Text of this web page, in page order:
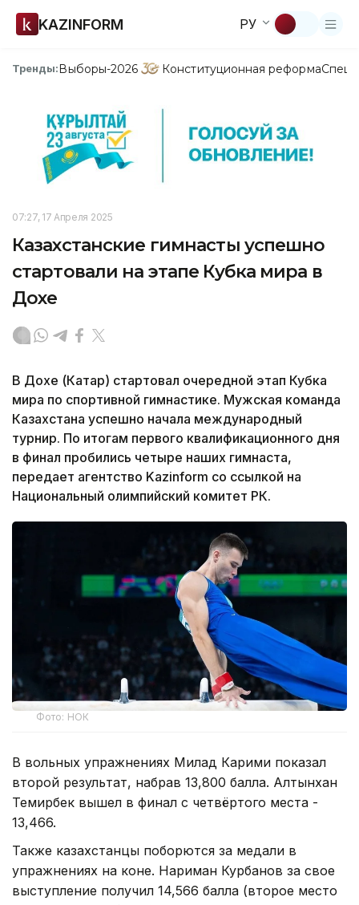
KAZINFORM РУ
Тренды:Выборы-2026 Конституционная реформа
07:27, 17 Апреля 2025
Казахстанские гимнасты успешно
стартовали на этапе Кубка мира в
Дохе
В Дохе (Катар) стартовал очередной этап Кубка
мира по спортивной гимнастике. Мужская команда
Казахстана успешно начала международный
турнир. По итогам первого квалификационного дня
в финал пробились четыре наших гимнаста,
передает агентство Kazinform со ссылкой на
Национальный олимпийский комитет РК.
Фото: НОК
В вольных упражнениях Милад Карими показал
второй результат, набрав 13,800 балла. Алтынхан
Темирбек вышел в финал с четвёртого места -
13,466.
Также казахстанцы поборются за медали в
упражнениях на коне. Нариман Курбанов за свое
выступление получил 14,566 балла (второе место